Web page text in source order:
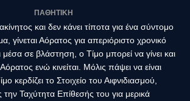
ΠΑΘΗΤΙΚΗ
και δεν κάνει τίποτα για ένα σύντομο
γίνεται Αόρατος για απεριόριστο χρονικό
μέσα σε βλάστηση, ο Τίμο μπορεί να γίνει και
ενώ κινείται. Μόλις πάψει να είναι
κερδίζει το Στοιχείο του Αιφνιδιασμού,
την Ταχύτητα Επίθεσής του για μερικά